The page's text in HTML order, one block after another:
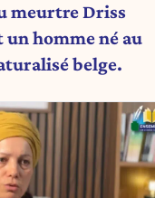
meurtre Driss
un homme né au
belge.